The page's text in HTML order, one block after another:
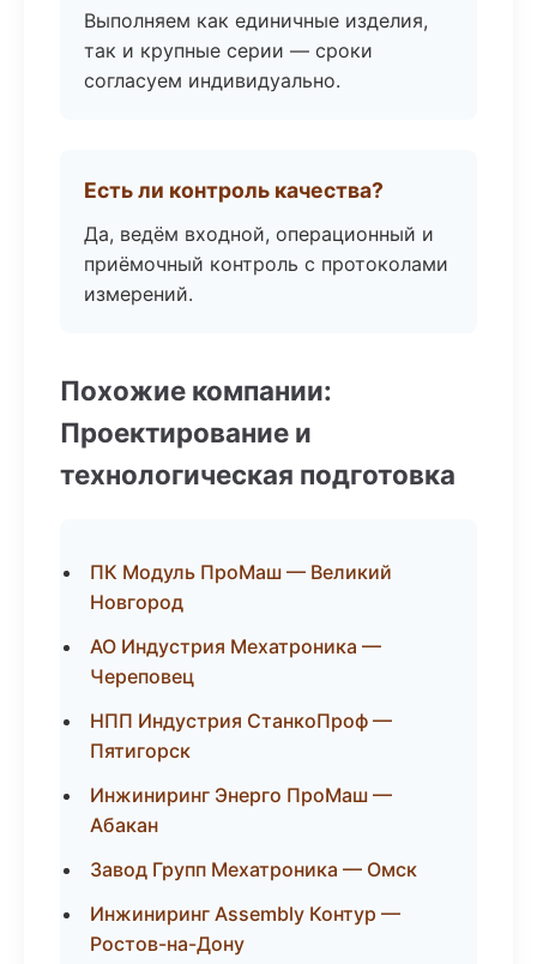
Выполняем как единичные изделия,
так и крупные серии — сроки
согласуем индивидуально.
Есть ли контроль качества?
Да, ведём входной, операционный и
приёмочный контроль с протоколами
измерений.
Похожие компании:
Проектирование и
технологическая подготовка
ПК Модуль ПроМаш — Великий
Новгород
АО Индустрия Мехатроника —
Череповец
НПП Индустрия СтанкоПроф —
Пятигорск
Инжиниринг Энерго ПроМаш —
Абакан
Завод Групп Мехатроника — Омск
Инжиниринг Assembly Контур —
Ростов-на-Дону